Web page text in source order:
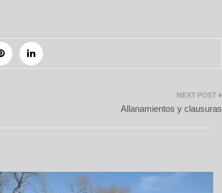
Allanamientos y clausuras